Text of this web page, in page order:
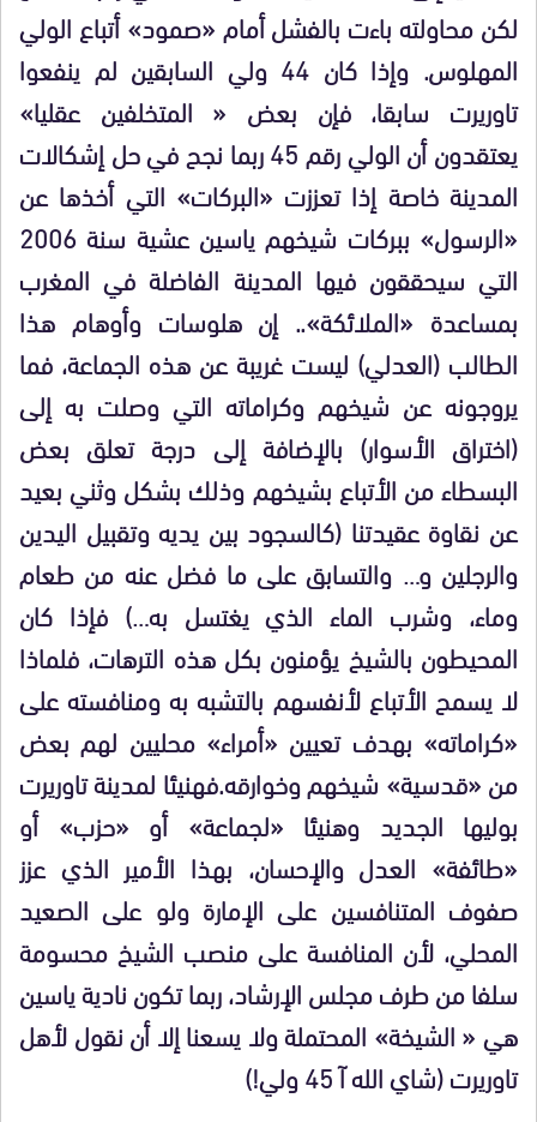
لكن محاولته باءت بالفشل أمام «صمود» أتباع الولي
المهلوس. وإذا كان 44 ولي السابقين لم ينفعوا
تاوريرت سابقا، فإن بعض « المتخلفين عقليا»
يعتقدون أن الولي رقم 45 ربما نجح في حل إشكالات
المدينة خاصة إذا تعززت «البركات» التي أخذها عن
«الرسول» ببركات شيخهم ياسين عشية سنة 2006
التي سيحققون فيها المدينة الفاضلة في المغرب
بمساعدة «الملائكة».. إن هلوسات وأوهام هذا
الطالب (العدلي) ليست غريبة عن هذه الجماعة، فما
يروجونه عن شيخهم وكراماته التي وصلت به إلى
(اختراق الأسوار) بالإضافة إلى درجة تعلق بعض
البسطاء من الأتباع بشيخهم وذلك بشكل وثني بعيد
عن نقاوة عقيدتنا (كالسجود بين يديه وتقبيل اليدين
والرجلين و… والتسابق على ما فضل عنه من طعام
وماء، وشرب الماء الذي يغتسل به…) فإذا كان
المحيطون بالشيخ يؤمنون بكل هذه الترهات، فلماذا
لا يسمح الأتباع لأنفسهم بالتشبه به ومنافسته على
«كراماته» بهدف تعيين «أمراء» محليين لهم بعض
من «قدسية» شيخهم وخوارقه.فهنيئا لمدينة تاوريرت
بوليها الجديد وهنيئا «لجماعة» أو «حزب» أو
«طائفة» العدل والإحسان، بهذا الأمير الذي عزز
صفوف المتنافسين على الإمارة ولو على الصعيد
المحلي، لأن المنافسة على منصب الشيخ محسومة
سلفا من طرف مجلس الإرشاد، ربما تكون نادية ياسين
هي « الشيخة» المحتملة ولا يسعنا إلا أن نقول لأهل
تاوريرت (شاي الله آ 45 ولي!)